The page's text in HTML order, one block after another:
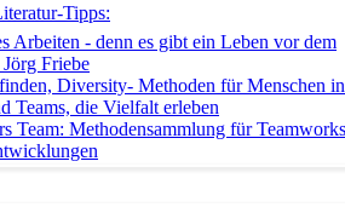
Tipps:
Arbeiten - denn es gibt ein Leben vor dem
Friebe
Diversity- Methoden für Menschen in
Teams, die Vielfalt erleben
Team: Methodensammlung für